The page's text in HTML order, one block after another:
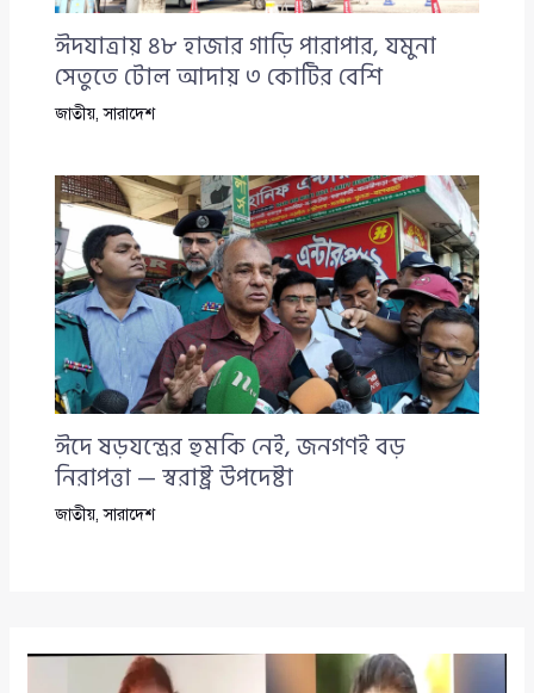
ঈদযাত্রায় ৪৮ হাজার গাড়ি পারাপার, যমুনা
সেতুতে টোল আদায় ৩ কোটির বেশি
জাতীয়,সারাদেশ
ঈদে ষড়যন্ত্রের হুমকি নেই, জনগণই বড়
নিরাপত্তা — স্বরাষ্ট্র উপদেষ্টা
জাতীয়,সারাদেশ